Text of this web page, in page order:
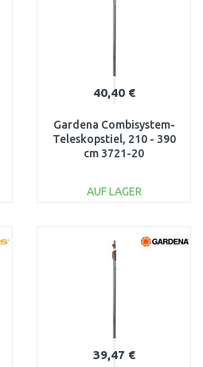
40,40 €
Gardena Combisystem-
Teleskopstiel, 210 - 390
cm 3721-20
AUF LAGER
Vergleichen
39,47 €